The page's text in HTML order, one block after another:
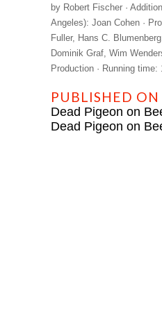
by Robert Fischer ·
Angeles): Joan Cohen ·
Fuller, Hans C.
Dominik Graf, Wim
Production · Running time:
PUBLISHED
Dead Pigeon on
Dead Pigeon on